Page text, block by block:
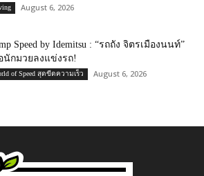
August 6, 2026
Speed by Idemitsu : “รถถัง จิตรเมืองนนท์”
นักมวยลงแข่งรถ!
of Speed สุดขีดความเร็ว August 6, 2026